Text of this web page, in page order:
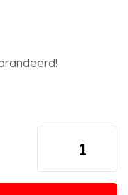
25kg